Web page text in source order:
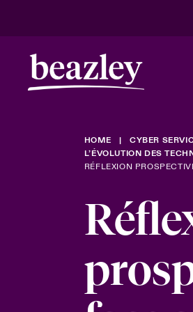
Qui sommes-nous ?
Dernières Actualités
HOME
CYBER
L’ÉVOLUTION DES
RÉFLEXION